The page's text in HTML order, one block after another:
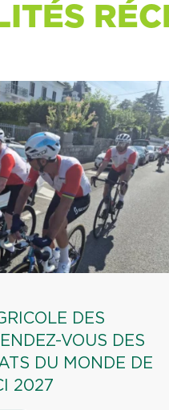
DES
VOUS DES
DU MONDE DE
2027